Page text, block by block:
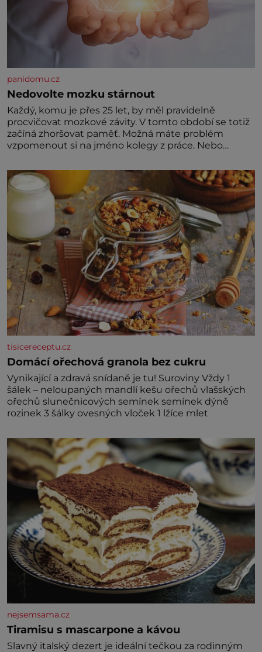
panidomu.cz
Nedovolte mozku stárnout
Každý, komu je přes 25 let, by měl pravidelně
procvičovat mozkové závity. V tomto období se totiž
začíná zhoršovat paměť. Možná máte problém
vzpomenout si na jméno kolegy z práce. Nebo
nedávno přečetli. Je to opravdu tak, s věkem jako
kdyby se paměť rozhodla stávkovat. Cvičte
tisicereceptu.cz
Domácí ořechová granola bez cukru
Vynikající a zdravá snídaně je tu! Suroviny Vždy 1
šálek – neloupaných mandlí kešu ořechů vlašských
ořechů slunečnicových semínek semínek dýně
rozinek 3 šálky ovesných vloček 1 lžíce mlet
nejsemsama.cz
Tiramisu s mascarpone a kávou
Slavný italský dezert je ideální tečkou za rodinným